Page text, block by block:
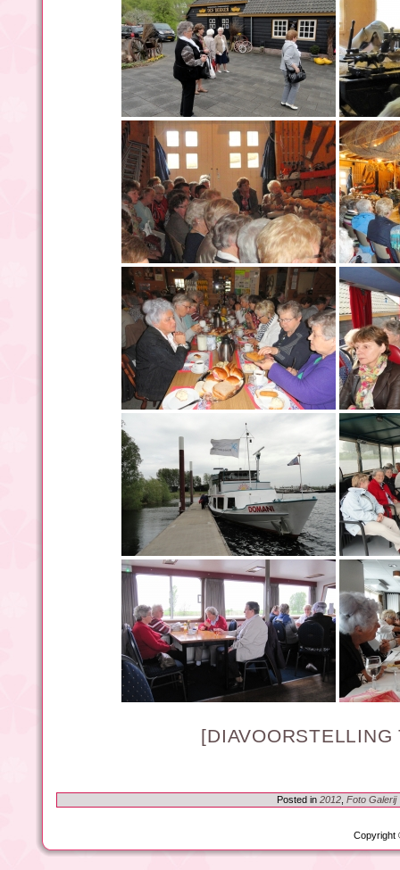
[DIAVOORSTELLING
Posted in 2012 Foto Galerij
Copyright